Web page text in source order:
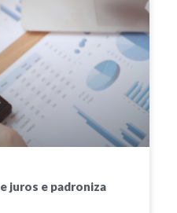
juros e padroniza